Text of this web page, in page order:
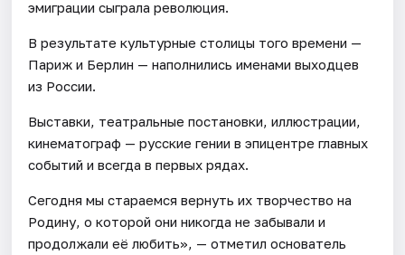
эмиграции сыграла революция.
В результате культурные столицы того времени —
Париж и Берлин — наполнились именами выходцев
из России.
Выставки, театральные постановки, иллюстрации,
кинематограф — русские гении в эпицентре главных
событий и всегда в первых рядах.
Сегодня мы стараемся вернуть их творчество на
Родину, о которой они никогда не забывали и
продолжали её любить», — отметил основатель